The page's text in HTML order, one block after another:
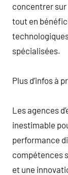
concentrer sur
tout en
spécialisées.
Plus d’infos à
Les agences
inestimable
performance
compétences
et une